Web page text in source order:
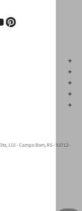
115 - Campo Bom, RS - 93712-